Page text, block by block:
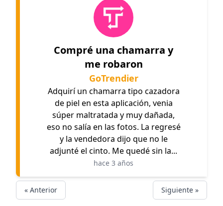
Compré una chamarra y
me robaron
GoTrendier
Adquirí un chamarra tipo cazadora
de piel en esta aplicación, venia
súper maltratada y muy dañada,
eso no salía en las fotos. La regresé
y la vendedora dijo que no le
adjunté el cinto. Me quedé sin la...
hace 3 años
« Anterior Siguiente »